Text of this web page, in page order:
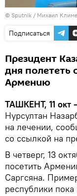
© Sputnik / Михаил
Подписаться
Президент
дня полететь
Армению
ТАШКЕНТ, 11 окт
Нурсултан
на лечении,
со ссылкой на
В четверг, 13
посетить
Саргсяна.
республики